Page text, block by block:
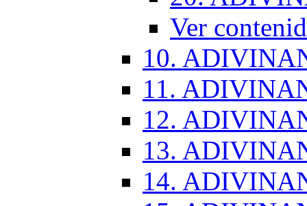
Ver
10.
11.
12.
13.
14.